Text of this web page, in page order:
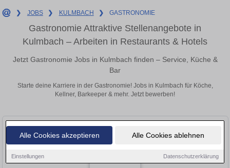
Alle Cookies akzeptieren Alle Cookies ablehnen
Einstellungen Datenschutzerklärung
❯ JOBS ❯ KULMBACH ❯ GASTRONOMIE
Gastronomie Attraktive Stellenangebote in
Kulmbach – Arbeiten in Restaurants & Hotels
Jetzt Gastronomie Jobs in Kulmbach finden – Service, Küche &
Bar
Starte deine Karriere in der Gastronomie! Jobs in Kulmbach für Köche,
Kellner, Barkeeper & mehr. Jetzt bewerben!